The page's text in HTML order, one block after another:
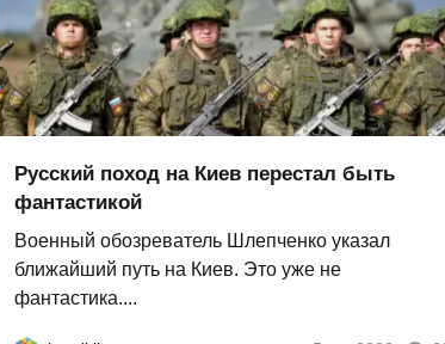
Русский поход на Киев перестал быть
фантастикой
Военный обозреватель Шлепченко указал
ближайший путь на Киев. Это уже не
фантастика....